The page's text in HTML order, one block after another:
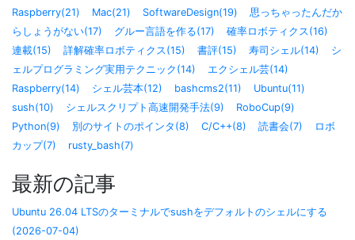
Raspberry(21)
Mac(21) SoftwareDesign(19)
思っちゃったんだか
らしょうがない(17)
グルー言語を作る(17)
確率ロボティクス(16)
連載(15)
詳解確率ロボティクス(15) 書評(15) 寿司シェル(14)
シ
ェルプログラミング実用テクニック(14)
エクシェル芸(14)
Raspberry(14)
シェル芸本(12) bashcms2(11)
Ubuntu(11)
sush(10)
シェルスクリプト高速開発手法(9)
RoboCup(9)
Python(9)
別のサイトのポインタ(8) C/C++(8) 読書会(7)
ロボ
カップ(7)
rusty_bash(7)
最新の記事
Ubuntu 26.04 LTSのターミナルでsushをデフォルトのシェルにする
(2026-07-04)